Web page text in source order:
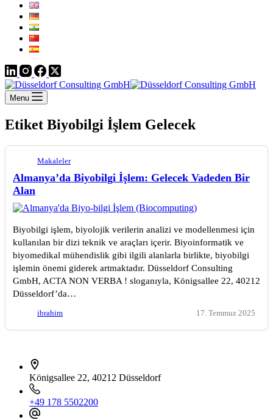
Menu
Etiket Biyobilgi İşlem Gelecek
Makaleler
Almanya’da Biyobilgi İşlem: Gelecek Vadeden Bir
Alan
Biyobilgi işlem, biyolojik verilerin analizi ve modellenmesi için
kullanılan bir dizi teknik ve araçları içerir. Biyoinformatik ve
biyomedikal mühendislik gibi ilgili alanlarla birlikte, biyobilgi
işlemin önemi giderek artmaktadır. Düsseldorf Consulting
GmbH, ACTA NON VERBA ! sloganıyla, Königsallee 22, 40212
Düsseldorf’da…
ibrahim 17. Temmuz 2025
Königsallee 22, 40212 Düsseldorf
+49 178 5502200